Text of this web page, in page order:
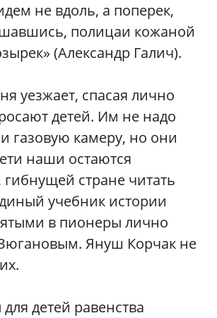
не вдоль, а поперек,
полицаи кожаной
(Александр Галич).
уезжает, спасая лично
детей. Им не надо
и газовую камеру, но они
наши остаются
гибнущей стране читать
учебник истории
в пионеры лично
Януш Корчак не
детей равенства